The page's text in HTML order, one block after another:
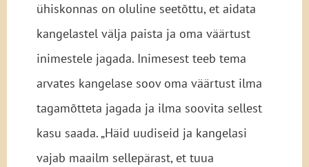
ühiskonnas on oluline seetõttu, et aidata
kangelastel välja paista ja oma väärtust
inimestele jagada. Inimesest teeb tema
arvates kangelase soov oma väärtust ilma
tagamõtteta jagada ja ilma soovita sellest
kasu saada. „Häid uudiseid ja kangelasi
vajab maailm sellepärast, et tuua